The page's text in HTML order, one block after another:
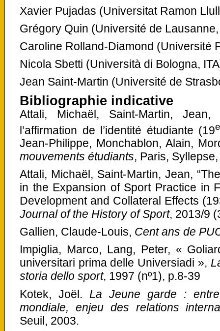
Xavier Pujadas (Universitat Ramon
Grégory Quin (Université de
Caroline Rolland-Diamond (Université
Nicola Sbetti (Università di Bologna,
Jean Saint-Martin (Université de
Bibliographie indicative
Attali, Michaël, Saint-Martin,
l’affirmation de l’identité étudiante (19
Jean-Philippe, Monchablon, Alain,
mouvements étudiants, Paris,
Attali, Michaël, Saint-Martin, Jean,
in the Expansion of Sport Practice in
Development and Collateral Effects
Journal of the History of Sport, 2013/9
Gallien, Claude-Louis, Cent ans de
Impiglia, Marco, Lang, Peter, «
universitari prima delle Universiadi »,
storia dello sport, 1997 (nº1), p.8-39
Kotek, Joël. La Jeune garde :
mondiale, enjeu des relations
Seuil, 2003.